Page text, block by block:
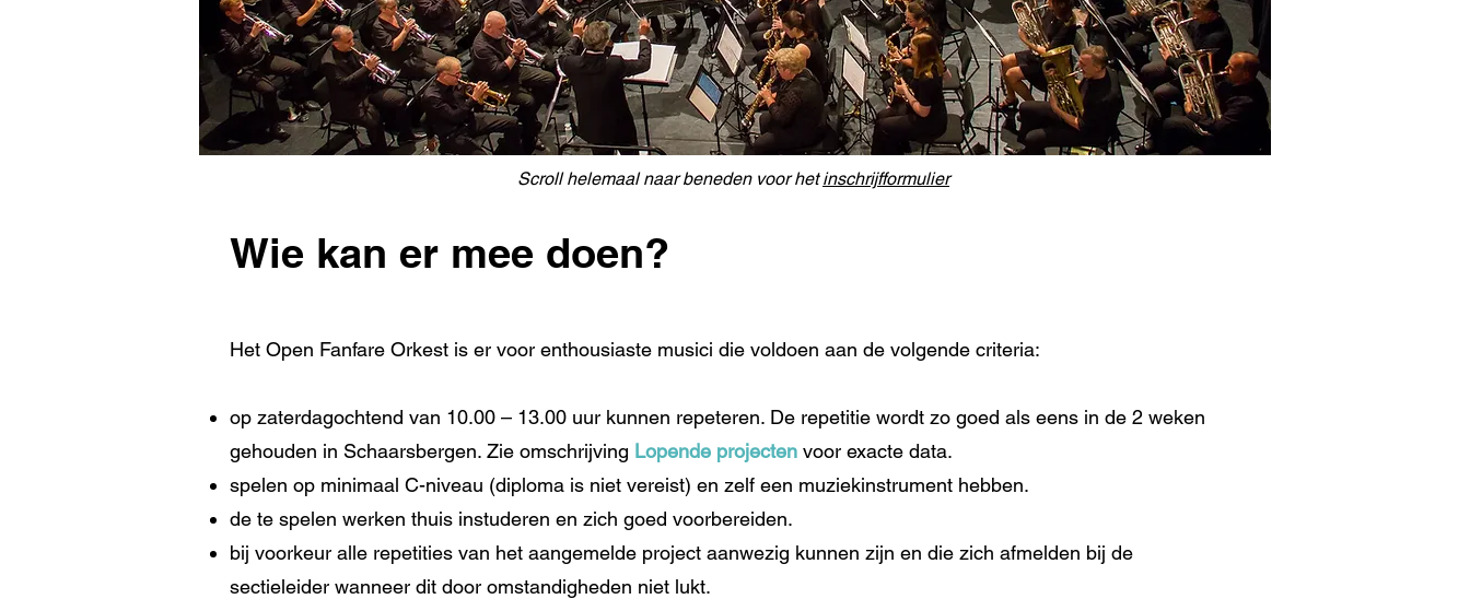
Scroll helemaal naar beneden voor hetinschrijfformulier
Wie kan er mee doen?
Het Open Fanfare Orkest is er voor enthousiaste musici die voldoen aan de volgende criteria:
op zaterdagochtend van 10.00 – 13.00 uur kunnen repeteren. De repetitie wordt zo goed als eens in de 2 weken
gehouden in Schaarsbergen. Zie omschrijving Lopende projecten voor exacte data.
spelen op minimaal C-niveau (diploma is niet vereist) en zelf een muziekinstrument hebben.
de te spelen werken thuis instuderen en zich goed voorbereiden.
bij voorkeur alle repetities van het aangemelde project aanwezig kunnen zijn en die zich afmelden bij de
sectieleider wanneer dit door omstandigheden niet lukt.